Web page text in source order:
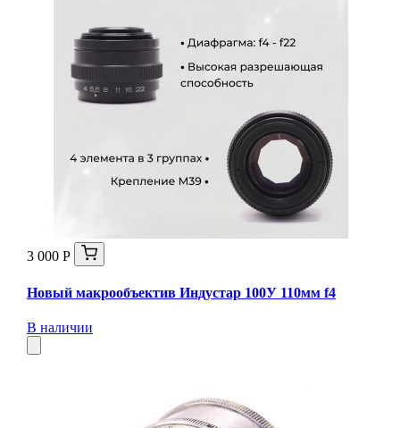
3 000 Р
Новый макрообъектив Индустар 100У 110мм f4
В наличии